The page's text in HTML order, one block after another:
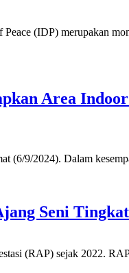
(IDP) merupakan
Area
(6/9/2024). Dalam
Seni
(RAP) sejak 2022.